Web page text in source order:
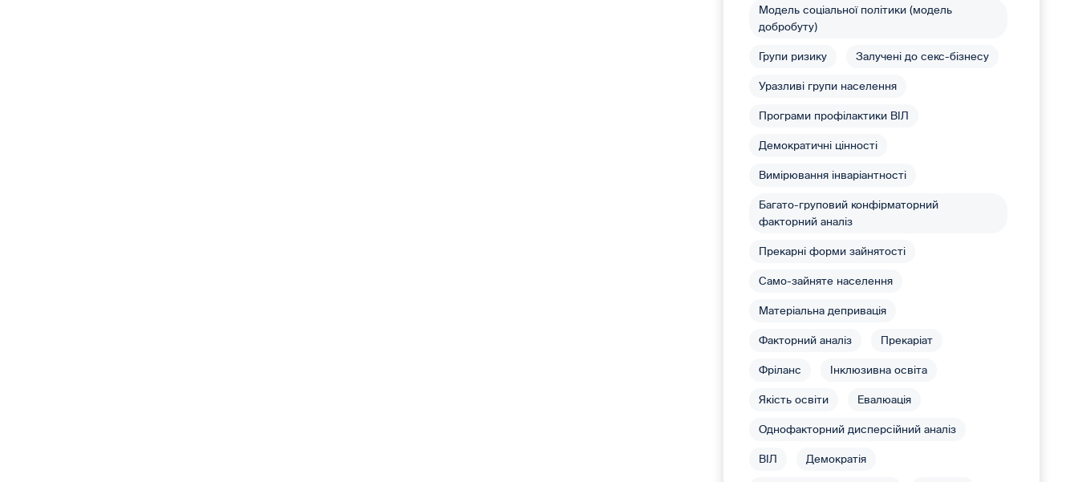
Модель соціальної політики (модель
добробуту)
Групи ризику Залучені до секс-бізнесу
Уразливі групи населення
Програми профілактики ВІЛ
Демократичні цінності
Вимірювання інваріантності
Багато-груповий конфірматорний
факторний аналіз
Прекарні форми зайнятості
Само-зайняте населення
Матеріальна депривація
Факторний аналіз Прекаріат
Фріланс Інклюзивна освіта
Якість освіти Евалюація
Однофакторний дисперсійний аналіз
ВІЛ Демократія